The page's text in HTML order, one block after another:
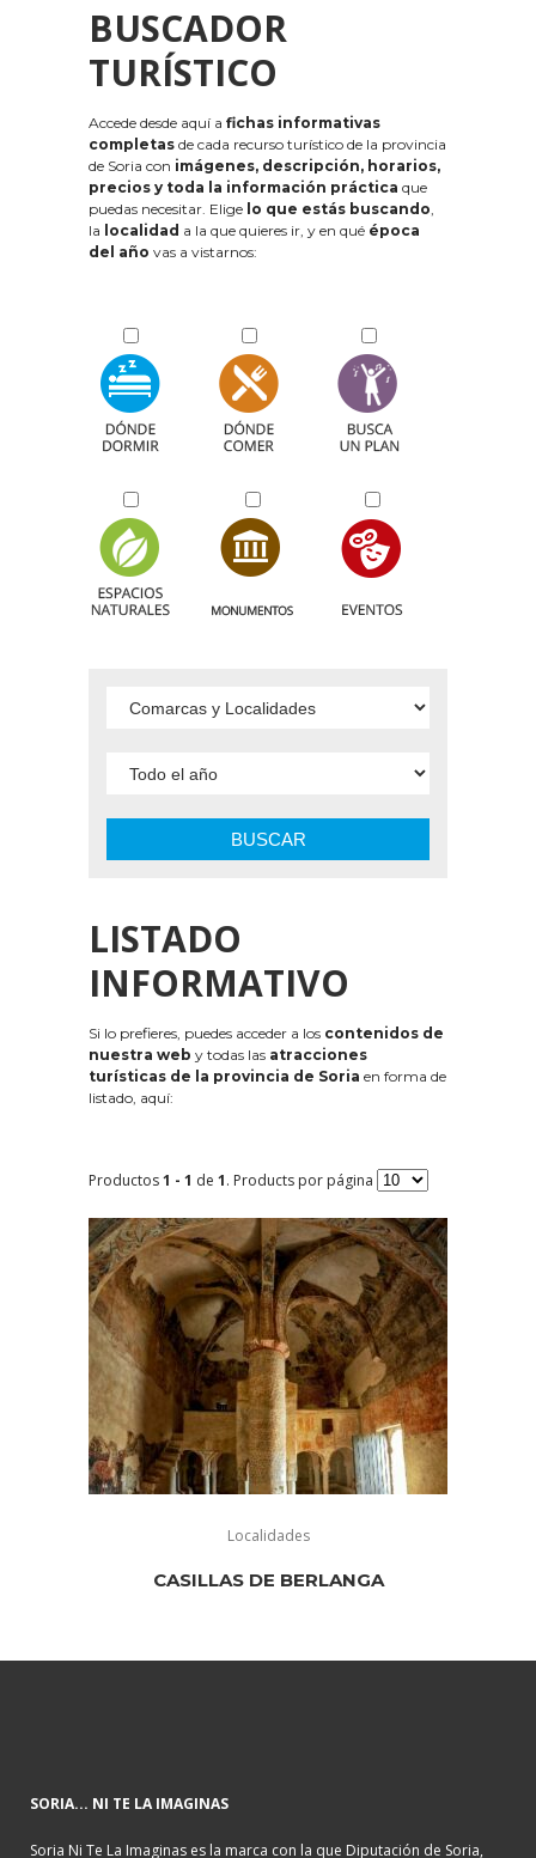
BUSCADOR
TURÍSTICO
Accede desde aquí a fichas informativas
completas de cada recurso turístico de la provincia
de Soria con imágenes, descripción, horarios,
precios y toda la información práctica que
puedas necesitar. Elige lo que estás buscando,
la localidad a la que quieres ir, y en qué época
del año vas a vistarnos:
BUSCAR
LISTADO
INFORMATIVO
Si lo prefieres, puedes acceder a los contenidos de
nuestra web y todas las atracciones
turísticas de la provincia de Soria en forma de
listado, aquí:
Productos1 - 1 de 1. Products por página
Localidades
CASILLAS DE BERLANGA
SORIA... NI TE LA IMAGINAS
Soria Ni Te La Imaginas es la marca con la que Diputación de Soria,